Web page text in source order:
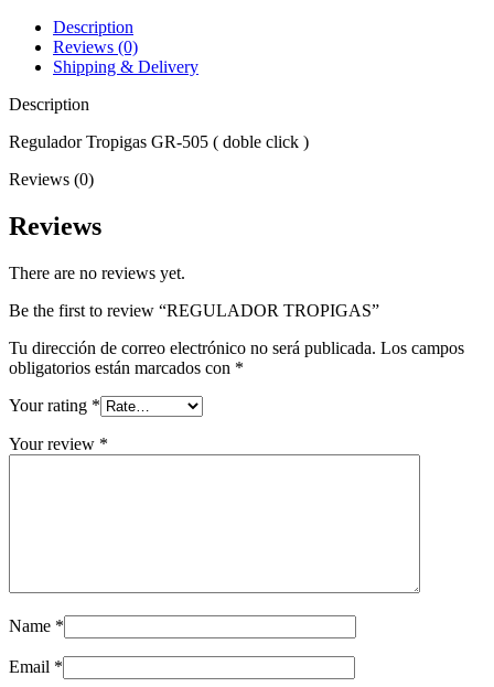
Description
Reviews (0)
Shipping & Delivery
Description
Regulador Tropigas GR-505 ( doble click )
Reviews (0)
Reviews
There are no reviews yet.
Be the first to review “REGULADOR TROPIGAS”
Tu dirección de correo electrónico no será publicada. Los campos
obligatorios están marcados con *
Your rating *
Your review *
Name *
Email *